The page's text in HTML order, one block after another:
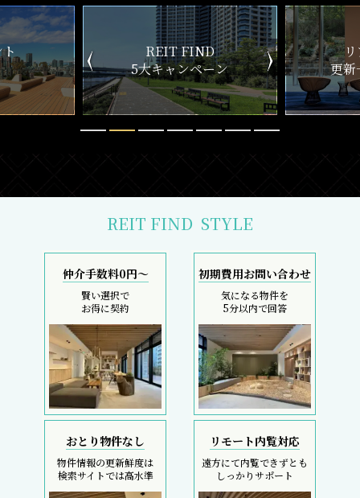
ン
リアルタイム
更新一覧チェック
新
REIT FIND STYLE
仲介手数料0円～
賢い選択で
お得に契約
初期費用お問い合わせ
気になる物件を
5分以内で回答
おとり物件なし
物件情報の更新鮮度は
検索サイトでは高水準
リモート内覧対応
遠方にて内覧できずとも
しっかりサポート